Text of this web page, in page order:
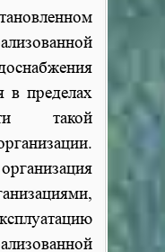
в пределах
такой